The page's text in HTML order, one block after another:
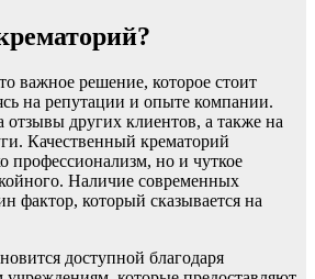
важное решение, которое стоит
на репутации и опыте компании.
других клиентов, а также на
Качественный крематорий
профессионализм, но и чуткое
Наличие современных
фактор, который сказывается на
доступной благодаря